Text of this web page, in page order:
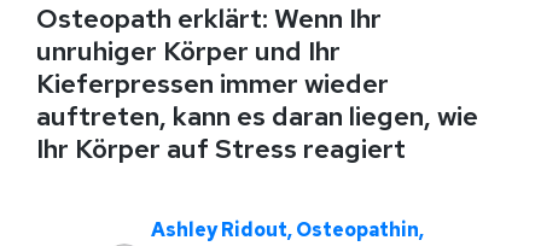
Osteopath erklärt: Wenn Ihr
unruhiger Körper und Ihr
Kieferpressen immer wieder
auftreten, kann es daran liegen, wie
Ihr Körper auf Stress reagiert
Ashley Ridout, Osteopathin,